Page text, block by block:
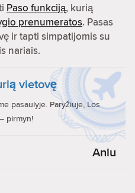
Paso funkciją, kurią
prenumeratos. Pasas
ir tapti simpatijomis su
nariais.
vietovę
pasaulyje. Paryžiuje, Los
pirmyn!
Anlu